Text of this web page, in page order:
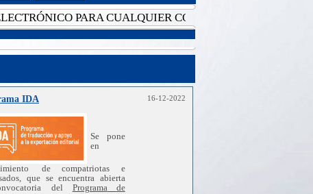
PARA CUALQUIER CONSULTA:
IDA 16-12-2022
Se
pone
en
de
compatriotas e
que se encuentra abierta
del Programa
de